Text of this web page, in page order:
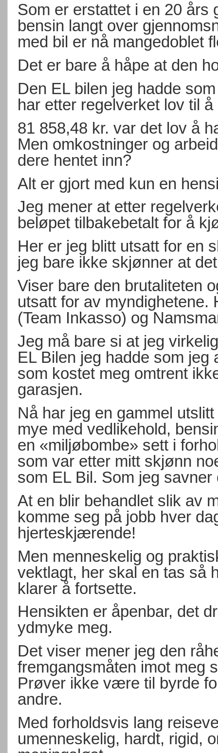
Som er erstattet i en 20 års
bensin langt over
med bil er nå mangedoblet
Det er bare å håpe at den
Den EL bilen jeg hadde
har etter regelverket lov til
81 858,48 kr. var det lov å
Men omkostninger og
dere hentet inn?
Alt er gjort med kun en
Jeg mener at etter
beløpet tilbakebetalt for å
Her er jeg blitt utsatt for en
jeg bare ikke skjønner at
Viser bare den brutaliteten
utsatt for av myndighetene.
(Team Inkasso) og
Jeg må bare si at jeg
EL Bilen jeg hadde som jeg
som kostet meg omtrent
garasjen.
Nå har jeg en gammel
mye med vedlikehold,
en «miljøbombe» sett i
som var etter mitt skjønn
som EL Bil. Som jeg
At en blir behandlet slik av
komme seg på jobb hver
hjerteskjærende!
Men menneskelig og
vektlagt, her skal en tas så
klarer å fortsette.
Hensikten er åpenbar, det
ydmyke meg.
Det viser mener jeg den
fremgangsmåten imot meg
Prøver ikke være til byrde
andre.
Med forholdsvis lang
umenneskelig, hardt, rigid,